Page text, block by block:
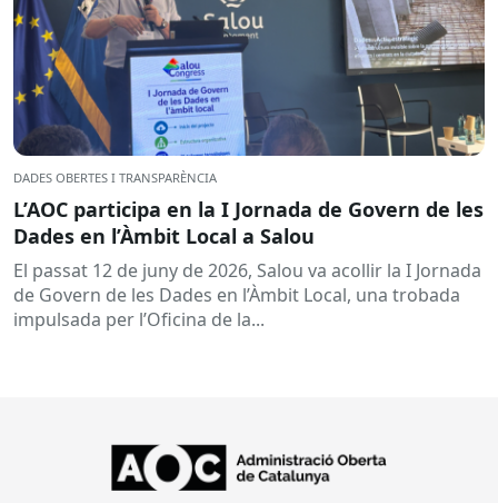
DADES OBERTES I TRANSPARÈNCIA
L’AOC participa en la I Jornada de Govern de les
Dades en l’Àmbit Local a Salou
El passat 12 de juny de 2026, Salou va acollir la I Jornada
de Govern de les Dades en l’Àmbit Local, una trobada
impulsada per l’Oficina de la...